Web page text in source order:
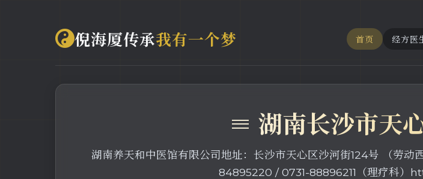
倪海厦传承我有一个梦 首页 经方医
≡ 湖南长沙市天
湖南养天和中医馆有限公司地址：长沙市天心区沙河街124号 （劳
84895220 / 0731-88896211（理疗科